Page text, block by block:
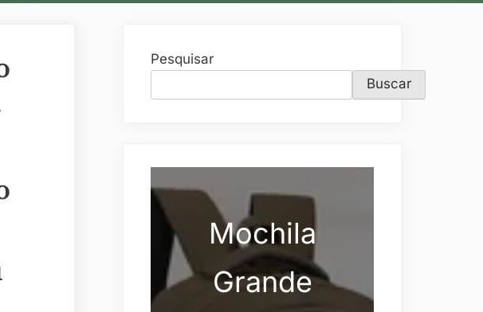
Pesquisar
Buscar
Mochila
Grande